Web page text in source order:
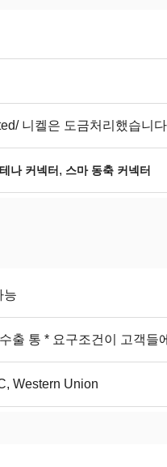
니켈은 도금처리했습니다
나 커넥터 , 스마 동축 커넥터
능
출 통 * 요구조건이 고객들
Western Union